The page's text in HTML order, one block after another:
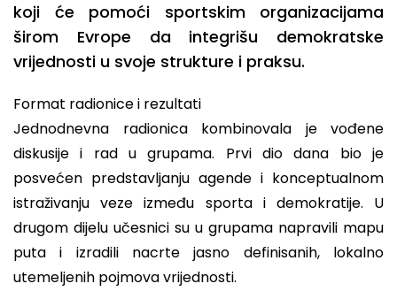
koji će pomoći sportskim organizacijama
širom Evrope da integrišu demokratske
vrijednosti u svoje strukture i praksu.
Format radionice i rezultati
Jednodnevna radionica kombinovala je vođene
diskusije i rad u grupama. Prvi dio dana bio je
posvećen predstavljanju agende i konceptualnom
istraživanju veze između sporta i demokratije. U
drugom dijelu učesnici su u grupama napravili mapu
puta i izradili nacrte jasno definisanih, lokalno
utemeljenih pojmova vrijednosti.